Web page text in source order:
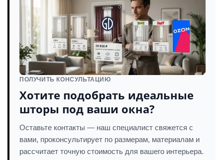
ПОЛУЧИТЬ КОНСУЛЬТАЦИЮ
Хотите подобрать идеальные
шторы под ваши окна?
Оставьте контакты — наш специалист свяжется с
вами, проконсультирует по размерам, материалам и
рассчитает точную стоимость для вашего интерьера.